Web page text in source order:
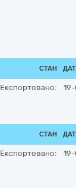
СТАН
Експортовано:
СТАН
Експортовано: